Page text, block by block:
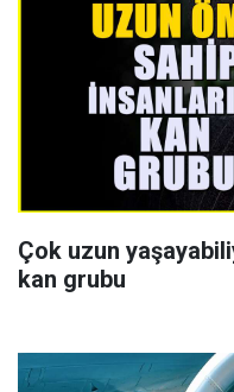
Çok uzun
kan grubu